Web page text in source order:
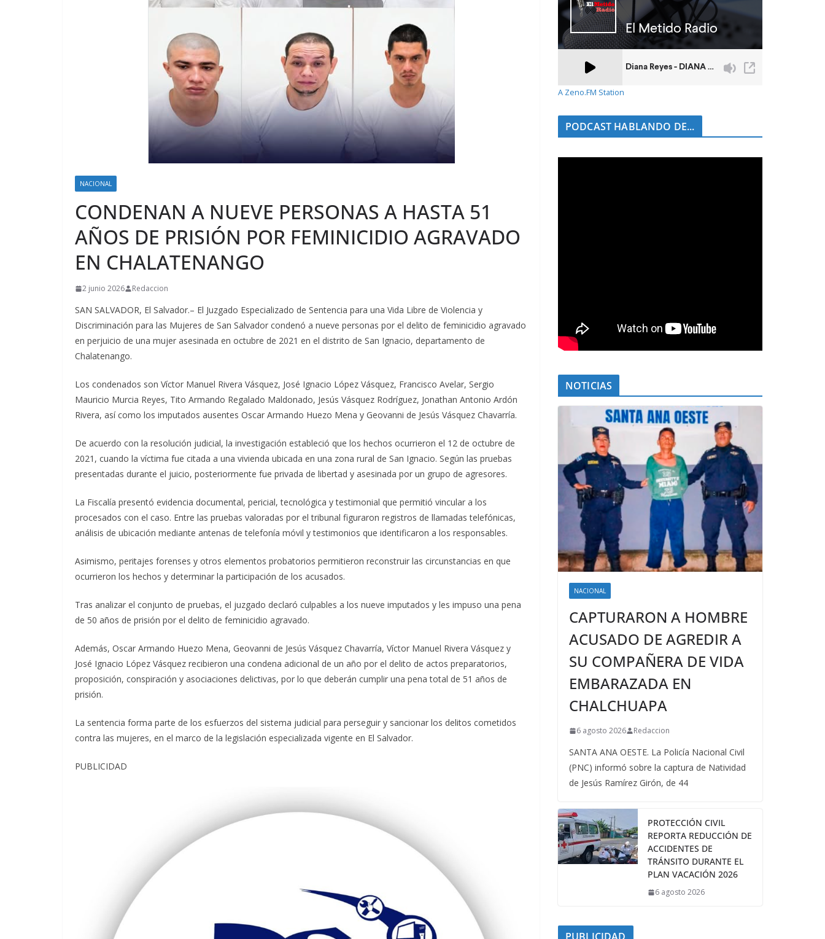
NACIONAL
CONDENAN A NUEVE PERSONAS A HASTA 51
AÑOS DE PRISIÓN POR FEMINICIDIO AGRAVADO
EN CHALATENANGO
2 junio 2026 Redaccion
SAN SALVADOR, El Salvador.– El Juzgado Especializado de Sentencia para una Vida Libre de Violencia y
Discriminación para las Mujeres de San Salvador condenó a nueve personas por el delito de feminicidio agravado
en perjuicio de una mujer asesinada en octubre de 2021 en el distrito de San Ignacio, departamento de
Chalatenango.
Los condenados son Víctor Manuel Rivera Vásquez, José Ignacio López Vásquez, Francisco Avelar, Sergio
Mauricio Murcia Reyes, Tito Armando Regalado Maldonado, Jesús Vásquez Rodríguez, Jonathan Antonio Ardón
Rivera, así como los imputados ausentes Oscar Armando Huezo Mena y Geovanni de Jesús Vásquez Chavarría.
De acuerdo con la resolución judicial, la investigación estableció que los hechos ocurrieron el 12 de octubre de
2021, cuando la víctima fue citada a una vivienda ubicada en una zona rural de San Ignacio. Según las pruebas
presentadas durante el juicio, posteriormente fue privada de libertad y asesinada por un grupo de agresores.
La Fiscalía presentó evidencia documental, pericial, tecnológica y testimonial que permitió vincular a los
procesados con el caso. Entre las pruebas valoradas por el tribunal figuraron registros de llamadas telefónicas,
análisis de ubicación mediante antenas de telefonía móvil y testimonios que identificaron a los responsables.
Asimismo, peritajes forenses y otros elementos probatorios permitieron reconstruir las circunstancias en que
ocurrieron los hechos y determinar la participación de los acusados.
Tras analizar el conjunto de pruebas, el juzgado declaró culpables a los nueve imputados y les impuso una pena
de 50 años de prisión por el delito de feminicidio agravado.
Además, Oscar Armando Huezo Mena, Geovanni de Jesús Vásquez Chavarría, Víctor Manuel Rivera Vásquez y
José Ignacio López Vásquez recibieron una condena adicional de un año por el delito de actos preparatorios,
proposición, conspiración y asociaciones delictivas, por lo que deberán cumplir una pena total de 51 años de
prisión.
La sentencia forma parte de los esfuerzos del sistema judicial para perseguir y sancionar los delitos cometidos
contra las mujeres, en el marco de la legislación especializada vigente en El Salvador.
PUBLICIDAD
A Zeno.FM Station
PODCAST HABLANDO DE...
NOTICIAS
NACIONAL
CAPTURARON A HOMBRE
ACUSADO DE AGREDIR A
SU COMPAÑERA DE VIDA
EMBARAZADA EN
CHALCHUAPA
6 agosto 2026 Redaccion
SANTA ANA OESTE. La Policía Nacional Civil
(PNC) informó sobre la captura de Natividad
de Jesús Ramírez Girón, de 44
PROTECCIÓN CIVIL
REPORTA REDUCCIÓN DE
ACCIDENTES DE
TRÁNSITO DURANTE EL
PLAN VACACIÓN 2026
6 agosto 2026